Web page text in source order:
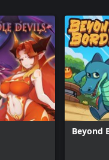
Beyond